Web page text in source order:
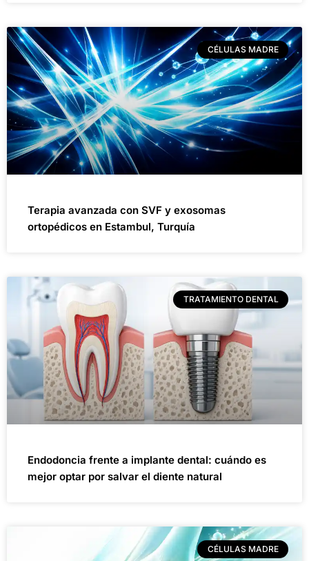
CÉLULAS MADRE
Terapia avanzada con SVF y exosomas
ortopédicos en Estambul, Turquía
TRATAMIENTO DENTAL
Endodoncia frente a implante dental: cuándo es
mejor optar por salvar el diente natural
CÉLULAS MADRE